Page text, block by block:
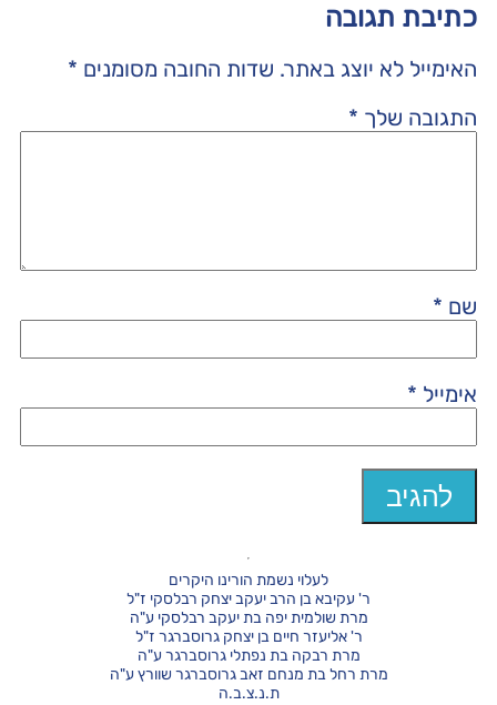
כתיבת תגובה
האימייל לא יוצג באתר. שדות החובה מסומנים *
התגובה שלך *
שם *
אימייל *
לעלוי נשמת הורינו היקרים
ר' עקיבא בן הרב יעקב יצחק רבלסקי ז"ל
מרת שולמית יפה בת יעקב רבלסקי ע"ה
ר' אליעזר חיים בן יצחק גרוסברגר ז"ל
מרת רבקה בת נפתלי גרוסברגר ע"ה
מרת רחל בת מנחם זאב גרוסברגר שוורץ ע"ה
ת.נ.צ.ב.ה